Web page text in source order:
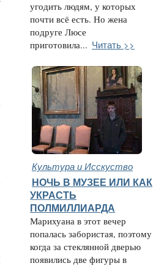
угодить людям, у которых
почти всё есть. Но жена
подруге Люсе
приготовила... Читать >>
Культура и Исскуство
НОЧЬ В МУЗЕЕ ИЛИ КАК
УКРАСТЬ
ПОЛМИЛЛИАРДА
Марихуана в этот вечер
попалась забористая, поэтому
когда за стеклянной дверью
появились две фигуры в